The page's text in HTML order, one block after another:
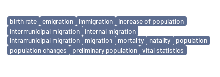
Avainsanat
birth rate emigration immigration
increase of population
intermunicipal migration
internal migration
intramunicipal migration
migration mortality natality
population
population changes
preliminary population vital statistics